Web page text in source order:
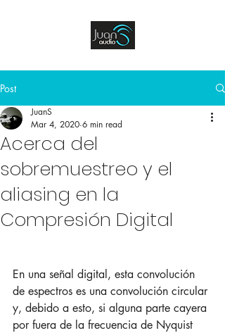
Post
Acerca del
sobremuestreo y el
aliasing en la
Compresión Digital
JuanS
Mar 4, 2020 6 min read
En una señal digital, esta convolución
de espectros es una convolución circular
y, debido a esto, si alguna parte cayera
por fuera de la frecuencia de Nyquist